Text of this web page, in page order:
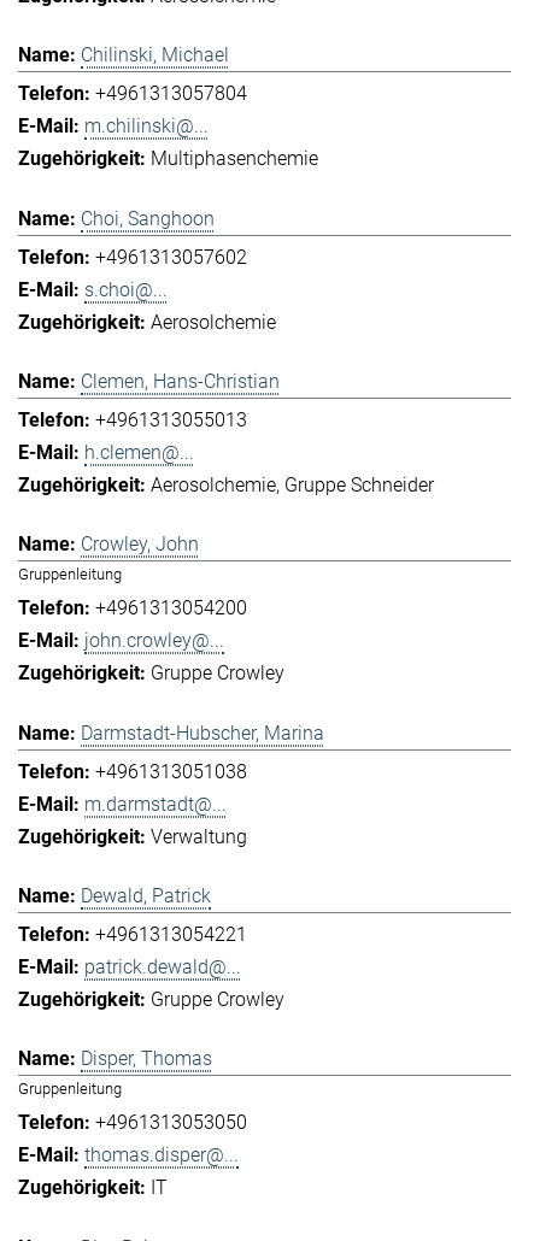
Chilinski, Michael
+4961313057804
m.chilinski@...
Multiphasenchemie
Choi, Sanghoon
+4961313057602
s.choi@...
Aerosolchemie
Clemen, Hans-Christian
+4961313055013
h.clemen@...
Aerosolchemie Gruppe Schneider
Crowley, John
Gruppenleitung
+4961313054200
john.crowley@...
Gruppe Crowley
Darmstadt-Hubscher, Marina
+4961313051038
m.darmstadt@...
Verwaltung
Dewald, Patrick
+4961313054221
patrick.dewald@...
Gruppe Crowley
Disper, Thomas
Gruppenleitung
+4961313053050
thomas.disper@...
IT